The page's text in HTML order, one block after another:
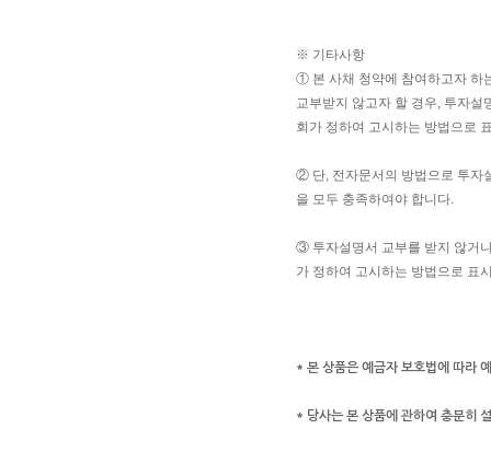
※ 기타사항
① 본 사채 청약에 참여하고자 하
교부받지 않고자 할 경우, 투자설
회가 정하여 고시하는 방법으로
② 단, 전자문서의 방법으로 투자
을 모두 충족하여야 합니다.
③ 투자설명서 교부를 받지 않거
가 정하여 고시하는 방법으로 표
* 본 상품은 예금자 보호법에 따라
* 당사는 본 상품에 관하여 충분히